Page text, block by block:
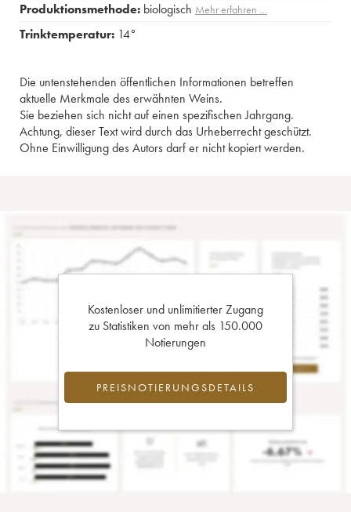
Produktionsmethode: biologisch Mehr erfahren …
Trinktemperatur: 14°
Die untenstehenden öffentlichen Informationen betreffen
aktuelle Merkmale des erwähnten Weins.
Sie beziehen sich nicht auf einen spezifischen Jahrgang.
Achtung, dieser Text wird durch das Urheberrecht geschützt.
Ohne Einwilligung des Autors darf er nicht kopiert werden.
Kostenloser und unlimitierter Zugang
zu Statistiken von mehr als 150.000
Notierungen
PREISNOTIERUNGSDETAILS